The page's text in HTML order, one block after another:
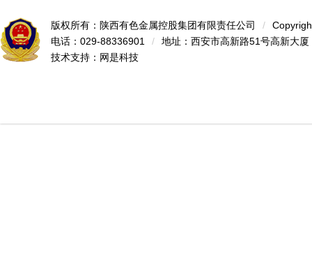
版权所有：陕西有色金属控股集团有限责任公司 /
电话：029-88336901
/
地址：西安市高新路51号高新大厦
技术支持： 网是科技